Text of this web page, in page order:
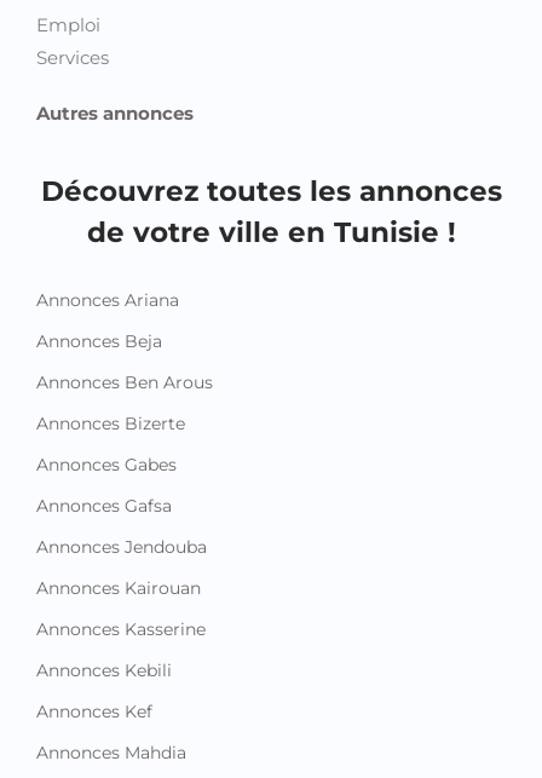
Emploi
Services
Autres annonces
Découvrez toutes les annonces
de votre ville en Tunisie !
Annonces Ariana
Annonces Beja
Annonces Ben Arous
Annonces Bizerte
Annonces Gabes
Annonces Gafsa
Annonces Jendouba
Annonces Kairouan
Annonces Kasserine
Annonces Kebili
Annonces Kef
Annonces Mahdia